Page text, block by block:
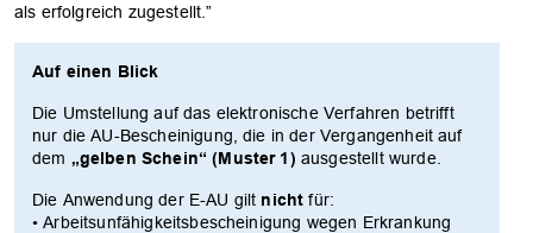
als erfolgreich zugestellt.”
Auf einen Blick
Die Umstellung auf das elektronische Verfahren betrifft
nur die AU-Bescheinigung, die in der Vergangenheit auf
dem „gelben Schein“ (Muster 1) ausgestellt wurde.
Die Anwendung der E-AU gilt nicht für:
• Arbeitsunfähigkeitsbescheinigung wegen Erkrankung